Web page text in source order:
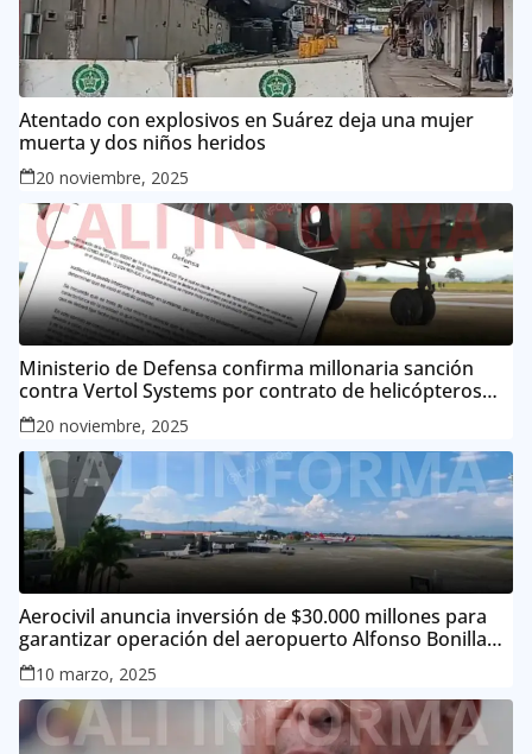
Atentado con explosivos en Suárez deja una mujer
muerta y dos niños heridos
20 noviembre, 2025
Ministerio de Defensa confirma millonaria sanción
contra Vertol Systems por contrato de helicópteros
MI-1720 noviembre, 2025
Aerocivil anuncia inversión de $30.000 millones para
garantizar operación del aeropuerto Alfonso Bonilla
Aragón
10 marzo, 2025